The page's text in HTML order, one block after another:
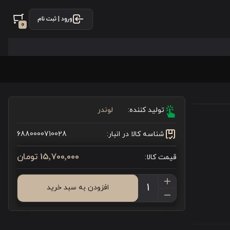
ورود | ثبت نام
0
تولید کننده: لوندر
شناسه کالا در انبار: 6880000710028
قیمت کالا: 15٬700٬000 تومان
افزودن به سبد خرید